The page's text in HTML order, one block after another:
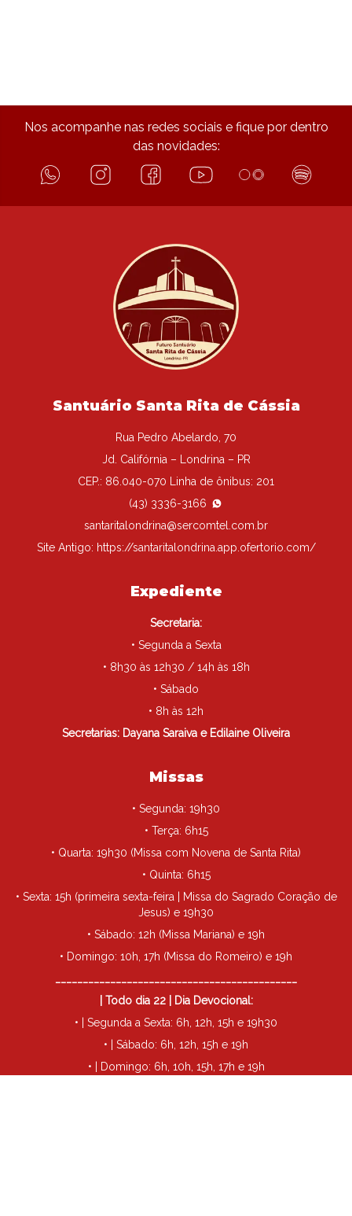
Nos acompanhe nas redes sociais e fique por dentro
das novidades:
Santuário Santa Rita de Cássia
Rua Pedro Abelardo, 70
Jd. Califórnia – Londrina – PR
CEP.: 86.040-070 Linha de ônibus: 201
(43) 3336-3166
santaritalondrina@sercomtel.com.br
Site Antigo: https://santaritalondrina.app.ofertorio.com/
Expediente
Secretaria:
• Segunda a Sexta
• 8h30 às 12h30 / 14h às 18h
• Sábado
• 8h às 12h
Secretarias: Dayana Saraiva e Edilaine Oliveira
Missas
• Segunda: 19h30
• Terça: 6h15
• Quarta: 19h30 (Missa com Novena de Santa Rita)
• Quinta: 6h15
• Sexta: 15h (primeira sexta-feira | Missa do Sagrado Coração de
Jesus) e 19h30
• Sábado: 12h (Missa Mariana) e 19h
• Domingo: 10h, 17h (Missa do Romeiro) e 19h
| Todo dia 22 | Dia Devocional:
• | Segunda a Sexta: 6h, 12h, 15h e 19h30
• | Sábado: 6h, 12h, 15h e 19h
• | Domingo: 6h, 10h, 15h, 17h e 19h